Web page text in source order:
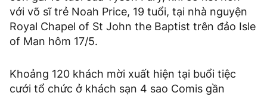
với võ sĩ trẻ Noah Price, 19 tuổi, tại nhà nguyện
Royal Chapel of St John the Baptist trên đảo Isle
of Man hôm 17/5.
Khoảng 120 khách mời xuất hiện tại buổi tiệc
cưới tổ chức ở khách sạn 4 sao Comis gần